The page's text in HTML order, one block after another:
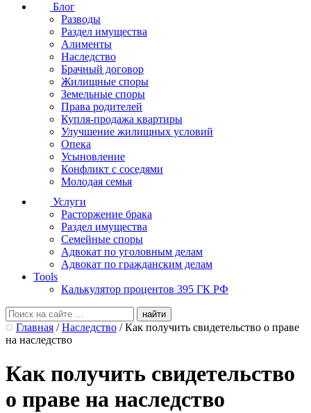
Блог
Разводы
Раздел имущества
Алименты
Наследство
Брачный договор
Жилищные споры
Земельные споры
Права родителей
Купля-продажа квартиры
Улучшение жилищных условий
Опека
Усыновление
Конфликт с соседями
Молодая семья
Услуги
Расторжение брака
Раздел имущества
Семейные споры
Адвокат по уголовным делам
Адвокат по гражданским делам
Tools
Калькулятор процентов 395 ГК РФ
Главная / Наследство / Как получить свидетельство о праве
на наследство
Как получить свидетельство
о праве на наследство